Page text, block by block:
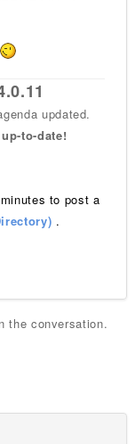
updated.
to-date!
to post a
.
the conversation.